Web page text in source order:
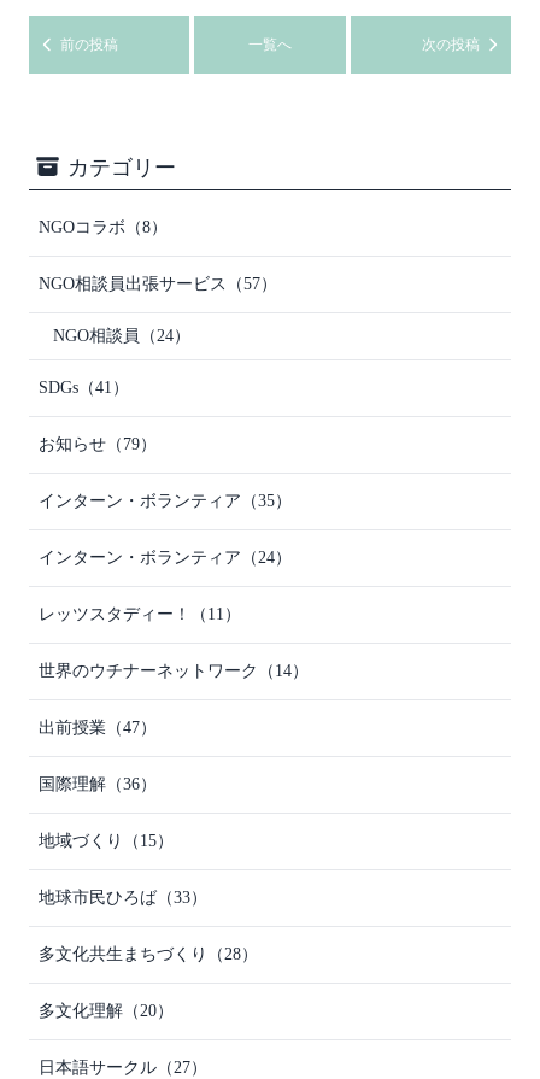
前の投稿 一覧へ 次の投稿
カテゴリー
NGOコラボ （8）
NGO相談員出張サービス （57）
NGO相談員 （24）
SDGs （41）
お知らせ （79）
インターン・ボランティア （35）
インターン・ボランティア （24）
レッツスタディー！ （11）
世界のウチナーネットワーク （14）
出前授業 （47）
国際理解 （36）
地域づくり （15）
地球市民ひろば （33）
多文化共生まちづくり （28）
多文化理解 （20）
日本語サークル （27）